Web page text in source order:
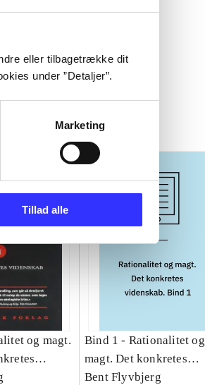
eller tilbagetrække dit
under ”Detaljer”.
Marketing
Tillad alle
og magt.
Bind 1 - Rationalitet og
magt. Det konkretes
videnskab. Bind 1
Bent Flyvbjerg